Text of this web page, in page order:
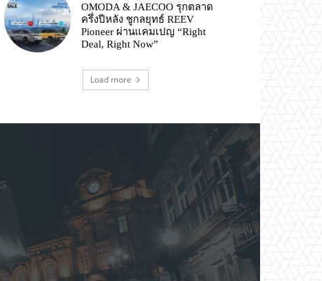
OMODA & JAECOO รุกตลาด
ครึ่งปีหลัง ชูกลยุทธ์ REEV
Pioneer ผ่านแคมเปญ “Right
Deal, Right Now”
Load more